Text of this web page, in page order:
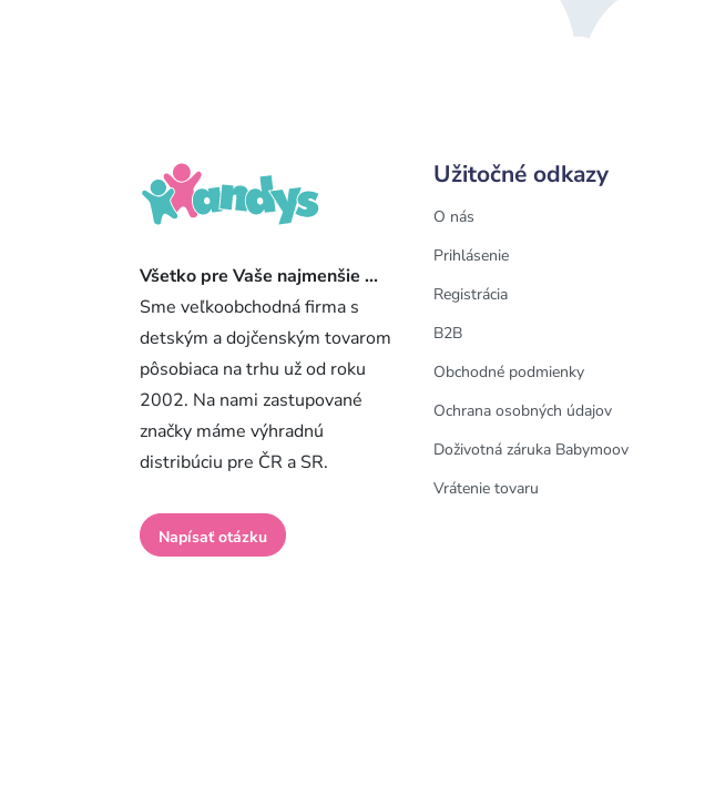
Všetko pre Vaše najmenšie ...
Sme veľkoobchodná firma s
detským a dojčenským tovarom
pôsobiaca na trhu už od roku
2002. Na nami zastupované
značky máme výhradnú
distribúciu pre ČR a SR.
Napísať otázku
Užitočné odkazy
O nás
Prihlásenie
Registrácia
B2B
Obchodné podmienky
Ochrana osobných údajov
Doživotná záruka Babymoov
Vrátenie tovaru